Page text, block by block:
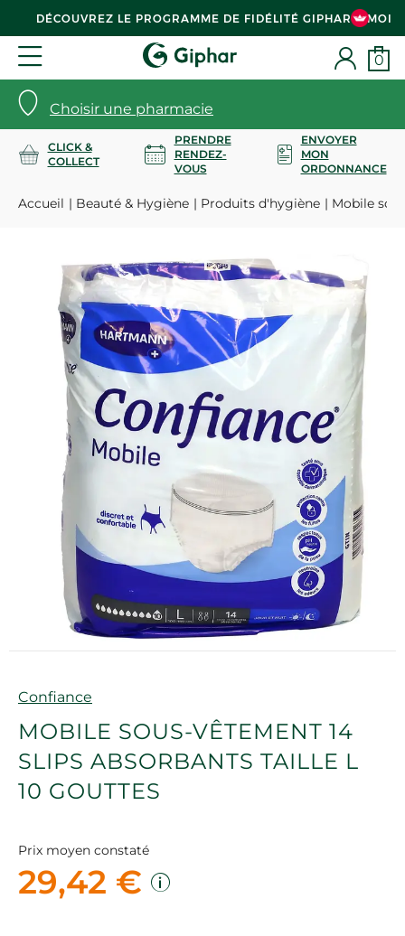
DÉCOUVREZ LE PROGRAMME DE FIDÉLITÉ GIPHAR & MOI
Choisir une pharmacie
0
CLICK &
COLLECT
PRENDRE
RENDEZ-
VOUS
ENVOYER
MON
ORDONNANCE
Accueil Beauté & Hygiène Produits d'hygiène Mobile
Marque
Confiance
MOBILE SOUS-VÊTEMENT 14
SLIPS ABSORBANTS TAILLE L
10 GOUTTES
Prix moyen constaté
29,42 €